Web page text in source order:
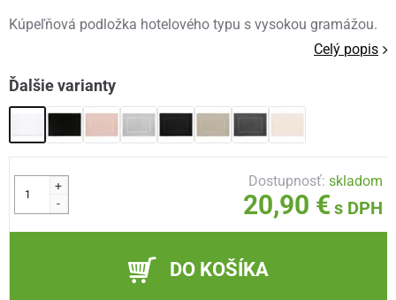
Kúpeľňová podložka hotelového typu s vysokou gramážou.
Celý popis
Ďalšie varianty
+
-
Dostupnosť:skladom
20,90 € s DPH
DO KOŠÍKA